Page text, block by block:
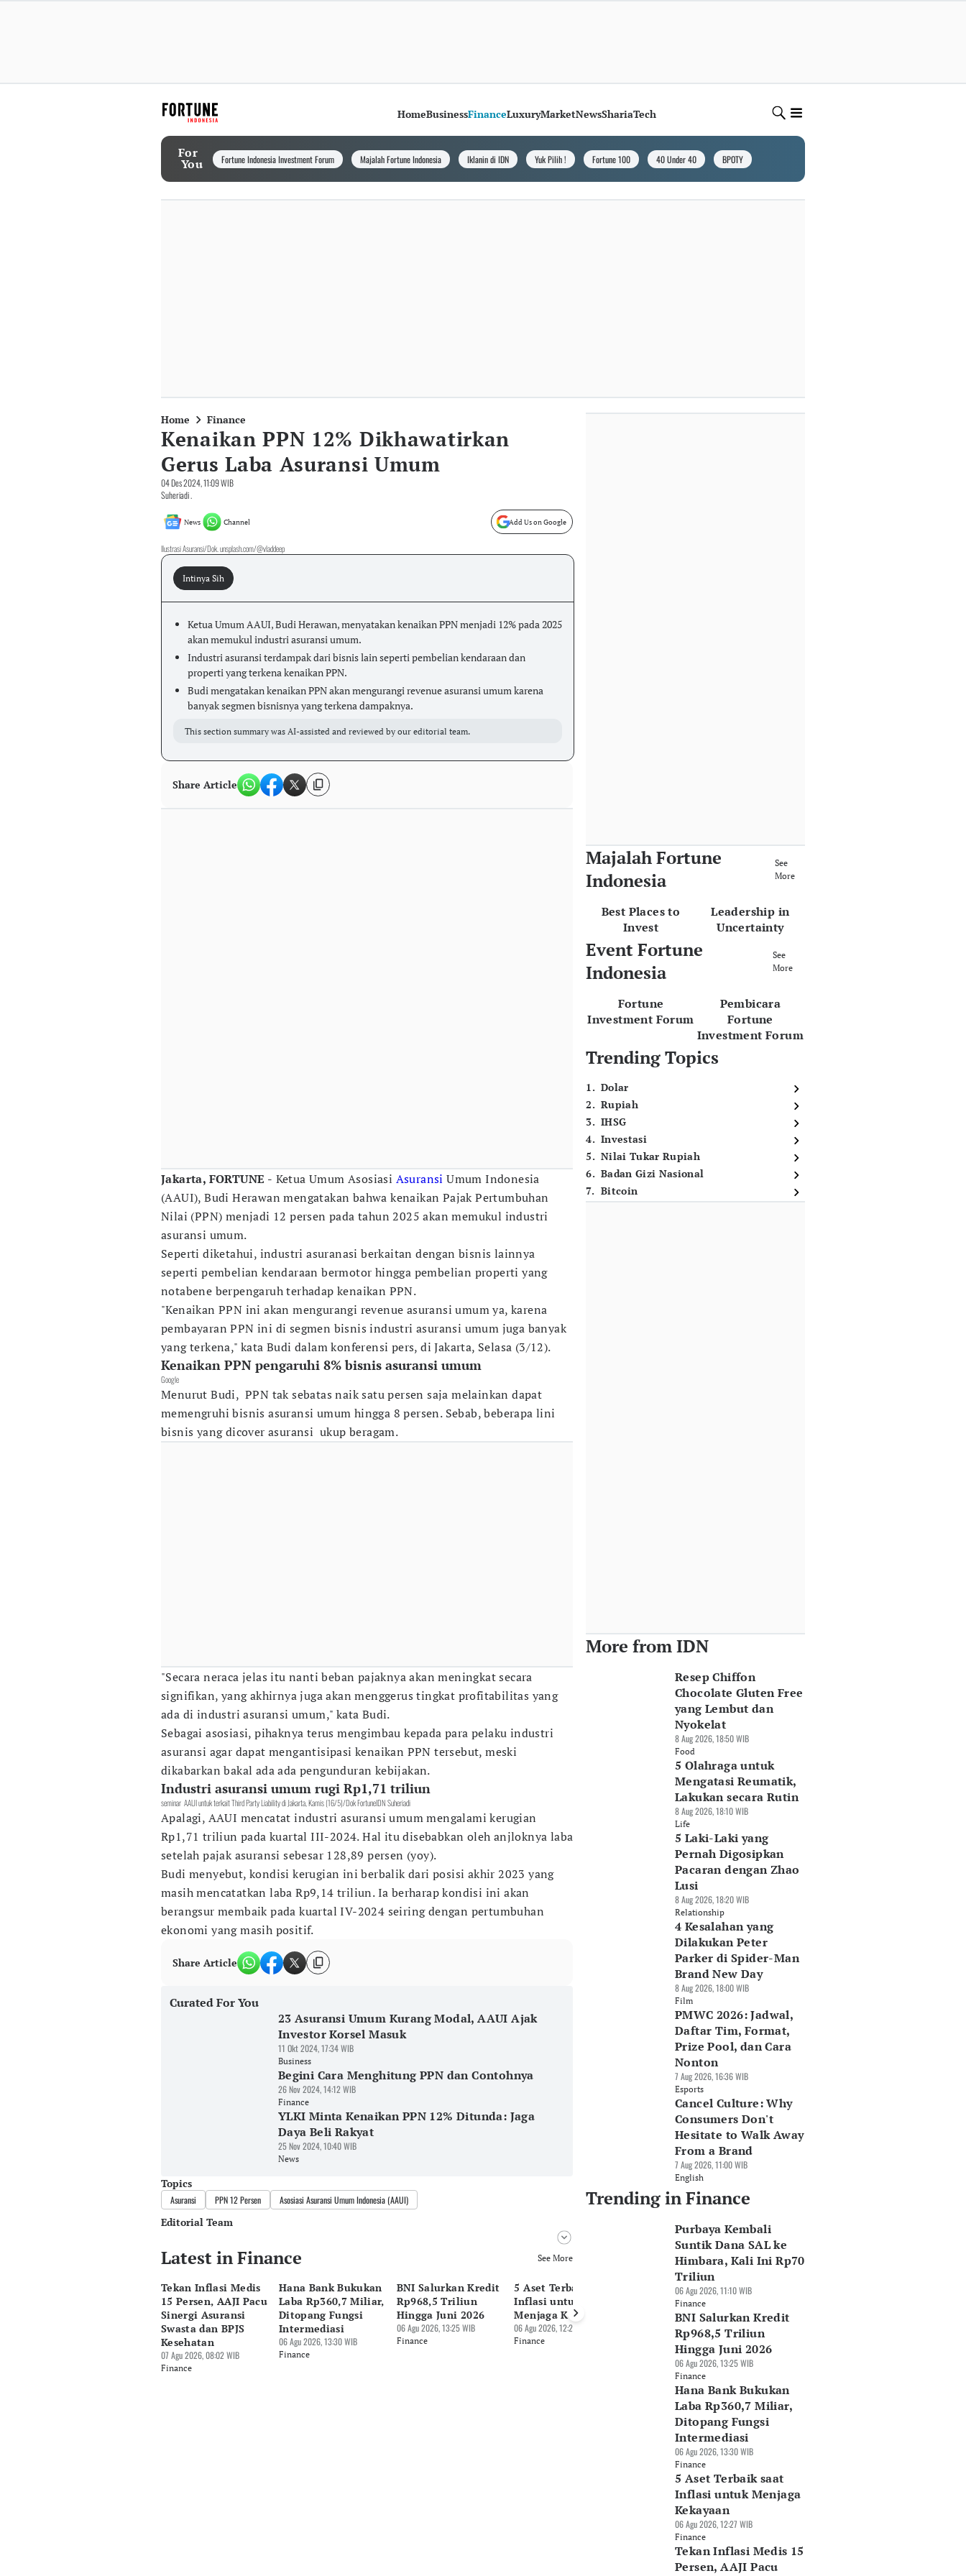
HomeBusinessFinanceLuxuryMarketNewsShariaTech
For
You Fortune Indonesia Investment Forum Majalah Fortune Indonesia Iklanin di IDN Yuk Pilih ! Fortune 100 40 Under 40 BPOTY
Home Finance
Kenaikan PPN 12% Dikhawatirkan
Gerus Laba Asuransi Umum
04 Des 2024, 11:09 WIB
Suheriadi .
News Channel Add Us on Google
Ilustrasi Asuransi/Dok. unsplash.com/@vladdeep
Intinya Sih
Ketua Umum AAUI, Budi Herawan, menyatakan kenaikan PPN menjadi 12% pada 2025
akan memukul industri asuransi umum.
Industri asuransi terdampak dari bisnis lain seperti pembelian kendaraan dan
properti yang terkena kenaikan PPN.
Budi mengatakan kenaikan PPN akan mengurangi revenue asuransi umum karena
banyak segmen bisnisnya yang terkena dampaknya.
This section summary was AI-assisted and reviewed by our editorial team.
Share Article
Jakarta, FORTUNE - Ketua Umum Asosiasi Asuransi Umum Indonesia
(AAUI), Budi Herawan mengatakan bahwa kenaikan Pajak Pertumbuhan
Nilai (PPN) menjadi 12 persen pada tahun 2025 akan memukul industri
asuransi umum.
Seperti diketahui, industri asuranasi berkaitan dengan bisnis lainnya
seperti pembelian kendaraan bermotor hingga pembelian properti yang
notabene berpengaruh terhadap kenaikan PPN.
"Kenaikan PPN ini akan mengurangi revenue asuransi umum ya, karena
pembayaran PPN ini di segmen bisnis industri asuransi umum juga banyak
yang terkena," kata Budi dalam konferensi pers, di Jakarta, Selasa (3/12).
Kenaikan PPN pengaruhi 8% bisnis asuransi umum
Google
Menurut Budi, PPN tak sebatas naik satu persen saja melainkan dapat
memengruhi bisnis asuransi umum hingga 8 persen. Sebab, beberapa lini
bisnis yang dicover asuransi ukup beragam.
"Secara neraca jelas itu nanti beban pajaknya akan meningkat secara
signifikan, yang akhirnya juga akan menggerus tingkat profitabilitas yang
ada di industri asuransi umum," kata Budi.
Sebagai asosiasi, pihaknya terus mengimbau kepada para pelaku industri
asuransi agar dapat mengantisipasi kenaikan PPN tersebut, meski
dikabarkan bakal ada ada pengunduran kebijakan.
Industri asuransi umum rugi Rp1,71 triliun
seminar AAUI untuk terkait Third Party Liability di Jakarta, Kamis (16/5)/Dok FortuneIDN Suheriadi
Apalagi, AAUI mencatat industri asuransi umum mengalami kerugian
Rp1,71 triliun pada kuartal III-2024. Hal itu disebabkan oleh anjloknya laba
setelah pajak asuransi sebesar 128,89 persen (yoy).
Budi menyebut, kondisi kerugian ini berbalik dari posisi akhir 2023 yang
masih mencatatkan laba Rp9,14 triliun. Ia berharap kondisi ini akan
berangsur membaik pada kuartal IV-2024 seiring dengan pertumbuhan
ekonomi yang masih positif.
Share Article
Curated For You
23 Asuransi Umum Kurang Modal, AAUI Ajak
Investor Korsel Masuk
11 Okt 2024, 17:34 WIB
Business
Begini Cara Menghitung PPN dan Contohnya
26 Nov 2024, 14:12 WIB
Finance
YLKI Minta Kenaikan PPN 12% Ditunda: Jaga
Daya Beli Rakyat
25 Nov 2024, 10:40 WIB
News
Topics
Asuransi PPN 12 Persen Asosiasi Asuransi Umum Indonesia (AAUI)
Editorial Team
Editor
Pingit Aria
Editor
Suheriadi .
Latest in Finance See More
Tekan Inflasi Medis
15 Persen, AAJI Pacu
Sinergi Asuransi
Swasta dan BPJS
Kesehatan
07 Agu 2026, 08:02 WIB
Finance
Hana Bank Bukukan
Laba Rp360,7 Miliar,
Ditopang Fungsi
Intermediasi
06 Agu 2026, 13:30 WIB
Finance
BNI Salurkan Kredit
Rp968,5 Triliun
Hingga Juni 2026
06 Agu 2026, 13:25 WIB
Finance
5 Aset Terbaik saat
Inflasi untuk
Menjaga Kekayaan
06 Agu 2026, 12:27 WIB
Finance
Purbaya Kembali
Suntik Dana SAL ke
Himbara, Kali Ini
Rp70 Triliun
06 Agu 2026, 11:10 WIB
Pinjaman Berbasis
Beri Kepastian
Hukum Pergadaian
05 Agu 2026, 15:52 WIB
Finance
Majalah Fortune
Indonesia
See
More
Best Places to
Invest
Leadership in
Uncertainty
Event Fortune
Indonesia
See
More
Fortune
Investment Forum
Pembicara
Fortune
Investment Forum
Trending Topics
1. Dolar
2. Rupiah
3. IHSG
4. Investasi
5. Nilai Tukar Rupiah
6. Badan Gizi Nasional
7. Bitcoin
More from IDN
Resep Chiffon
Chocolate Gluten Free
yang Lembut dan
Nyokelat
8 Aug 2026, 18:50 WIB
Food
5 Olahraga untuk
Mengatasi Reumatik,
Lakukan secara Rutin
8 Aug 2026, 18:10 WIB
Life
5 Laki-Laki yang
Pernah Digosipkan
Pacaran dengan Zhao
Lusi
8 Aug 2026, 18:20 WIB
Relationship
4 Kesalahan yang
Dilakukan Peter
Parker di Spider-Man
Brand New Day
8 Aug 2026, 18:00 WIB
Film
PMWC 2026: Jadwal,
Daftar Tim, Format,
Prize Pool, dan Cara
Nonton
7 Aug 2026, 16:36 WIB
Esports
Cancel Culture: Why
Consumers Don't
Hesitate to Walk Away
From a Brand
7 Aug 2026, 11:00 WIB
English
Trending in Finance
Purbaya Kembali
Suntik Dana SAL ke
Himbara, Kali Ini Rp70
Triliun
06 Agu 2026, 11:10 WIB
Finance
BNI Salurkan Kredit
Rp968,5 Triliun
Hingga Juni 2026
06 Agu 2026, 13:25 WIB
Finance
Hana Bank Bukukan
Laba Rp360,7 Miliar,
Ditopang Fungsi
Intermediasi
06 Agu 2026, 13:30 WIB
Finance
5 Aset Terbaik saat
Inflasi untuk Menjaga
Kekayaan
06 Agu 2026, 12:27 WIB
Finance
Tekan Inflasi Medis 15
Persen, AAJI Pacu